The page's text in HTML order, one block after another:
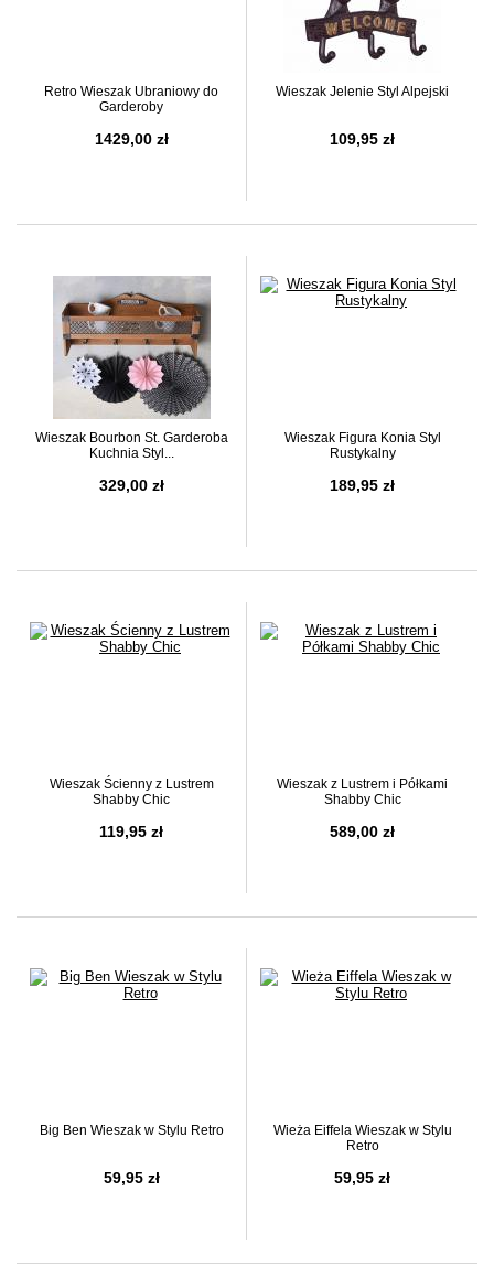
Retro Wieszak Ubraniowy do
Garderoby
1429,00 zł
Wieszak Jelenie Styl Alpejski
109,95 zł
Wieszak Bourbon St. Garderoba
Kuchnia Styl...
329,00 zł
Wieszak Figura Konia Styl
Rustykalny
189,95 zł
Wieszak Ścienny z Lustrem
Shabby Chic
119,95 zł
Wieszak z Lustrem i Półkami
Shabby Chic
589,00 zł
Big Ben Wieszak w Stylu Retro
59,95 zł
Wieża Eiffela Wieszak w Stylu
Retro
59,95 zł